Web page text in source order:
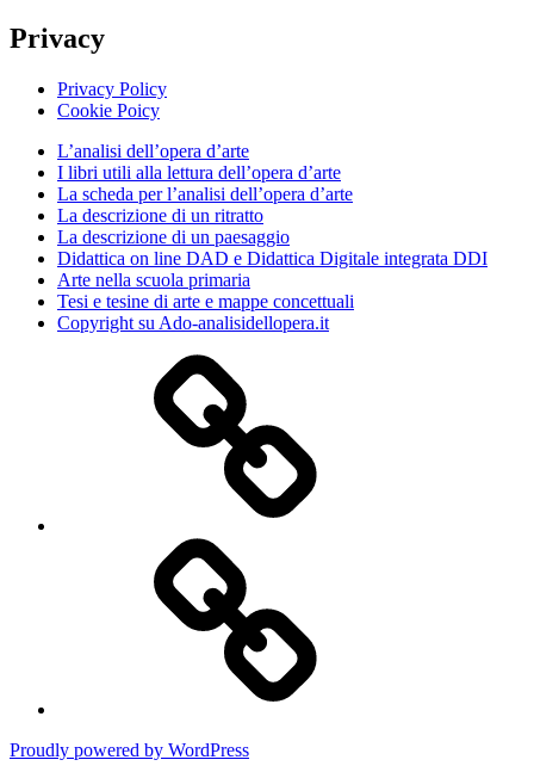
Privacy
Privacy Policy
Cookie Poicy
L’analisi dell’opera d’arte
I libri utili alla lettura dell’opera d’arte
La scheda per l’analisi dell’opera d’arte
La descrizione di un ritratto
La descrizione di un paesaggio
Didattica on line DAD e Didattica Digitale integrata DDI
Arte nella scuola primaria
Tesi e tesine di arte e mappe concettuali
Copyright su Ado-analisidellopera.it
Proudly powered by WordPress